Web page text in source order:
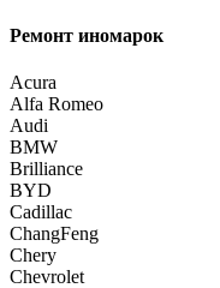
Ремонт иномарок
Acura
Alfa Romeo
Audi
BMW
Brilliance
BYD
Cadillac
ChangFeng
Chery
Chevrolet